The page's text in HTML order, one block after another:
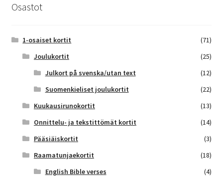
Osastot
1-osaiset kortit
(71)
Joulukortit
(25)
Julkort på svenska/utan text
(12)
Suomenkieliset joulukortit
(22)
Kuukausirunokortit
(13)
Onnittelu- ja tekstittömät kortit
(14)
Pääsiäiskortit
(3)
Raamatunjaekortit
(18)
English Bible verses
(4)